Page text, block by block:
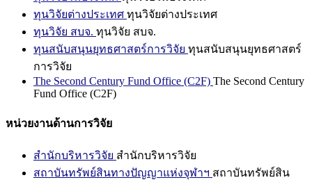
ทุนวิจัยต่างประเทศ ทุนวิจัยต่างประเทศ
ทุนวิจัย สบจ. ทุนวิจัย สบจ.
ทุนสนับสนุนยุทธศาสตร์การวิจัย ทุนสนับสนุนยุทธศาสตร์
การวิจัย
The Second Century Fund Office (C2F) The Second Century
Fund Office (C2F)
หน่วยงานด้านการวิจัย
สำนักบริหารวิจัย สำนักบริหารวิจัย
สถาบันทรัพย์สินทางปัญญาแห่งจุฬาฯ สถาบันทรัพย์สิน